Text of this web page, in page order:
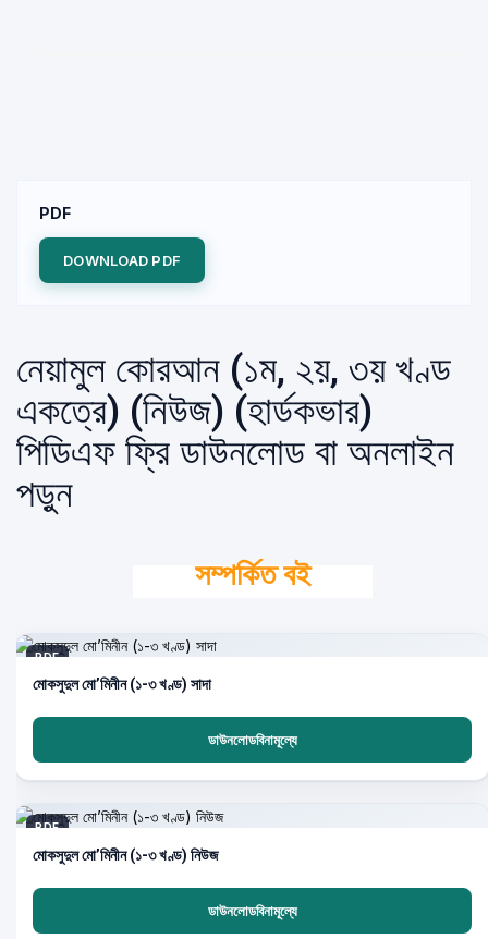
PDF
DOWNLOAD PDF
নেয়ামুল কোরআন (১ম, ২য়, ৩য় খণ্ড
একত্রে) (নিউজ) (হার্ডকভার)
পিডিএফ ফ্রি ডাউনলোড বা অনলাইন
পড়ুন
সম্পর্কিত বই
PDF
মোকসুদুল মো’মিনীন (১-৩ খণ্ড) সাদা
ডাউনলোডবিনামূল্যে
PDF
মোকসুদুল মো’মিনীন (১-৩ খণ্ড) নিউজ
ডাউনলোডবিনামূল্যে